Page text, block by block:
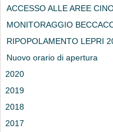
ACCESSO ALLE AREE
MONITORAGGIO
RIPOPOLAMENTO LEPRI
Nuovo orario di apertura
2020
2019
2018
2017